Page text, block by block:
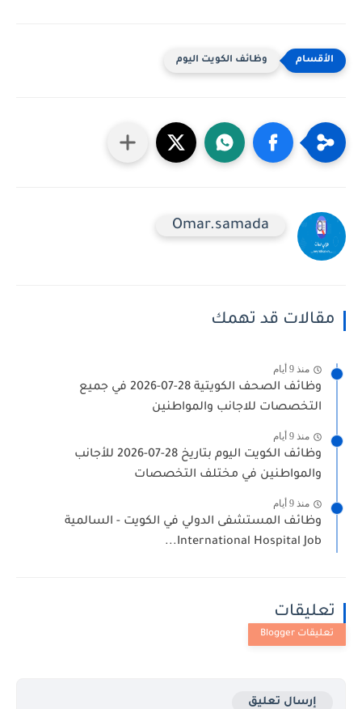
وظائف الكويت اليوم
Omar.samada
مقالات قد تهمك
منذ 9 أيام
وظائف الصحف الكويتية 28-07-2026 في جميع
التخصصات للاجانب والمواطنين
منذ 9 أيام
وظائف الكويت اليوم بتاريخ 28-07-2026 للأجانب
والمواطنين في مختلف التخصصات
منذ 9 أيام
وظائف المستشفى الدولي في الكويت - السالمية
International Hospital Job...
تعليقات
إرسال تعليق